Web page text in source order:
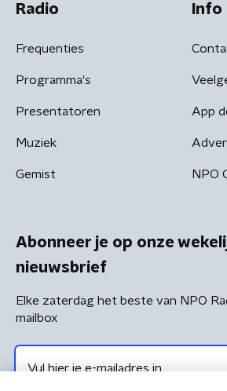
Radio
Frequenties
Programma's
Presentatoren
Muziek
Gemist
Info
App
NPO
Abonneer je op onze
nieuwsbrief
Elke zaterdag het beste van NPO
mailbox